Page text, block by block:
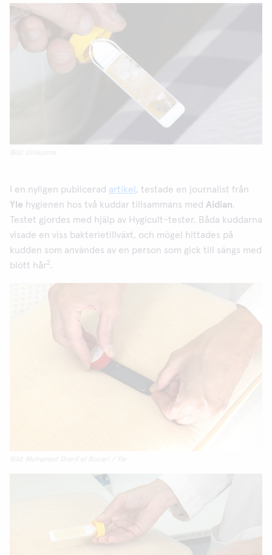
I en nyligen publicerad artikel , testade en journalist från
Yle hygienen hos två kuddar tillsammans med Aidian.
Testet gjordes med hjälp av Hygicult-tester. Båda kuddarna
visade en viss bakterietillväxt, och mögel hittades på
kudden som användes av en person som gick till sängs med
blött hår2.